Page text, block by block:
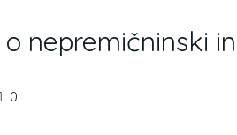
nepremičninski
0